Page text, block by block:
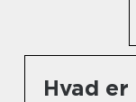
Hvad er